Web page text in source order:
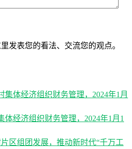
发表您的看法、交流您的观点。
体经济组织财务管理，2024年1月1
区组团发展，推动新时代“千万工